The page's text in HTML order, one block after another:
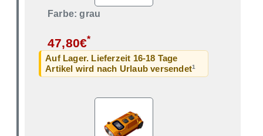
Farbe: grau
47,80€*
Auf Lager. Lieferzeit 16-18 Tage
Artikel wird nach Urlaub versendet1